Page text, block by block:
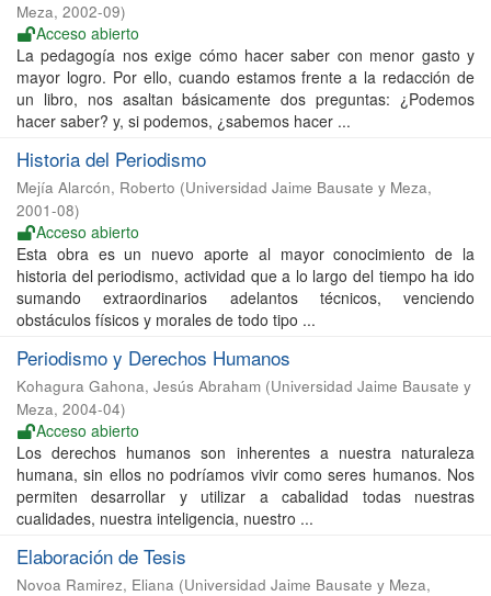
Meza, 2002-09)
Acceso abierto
La pedagogía nos exige cómo hacer saber con menor gasto y
mayor logro. Por ello, cuando estamos frente a la redacción de
un libro, nos asaltan básicamente dos preguntas: ¿Podemos
hacer saber? y, si podemos, ¿sabemos hacer ...
Historia del Periodismo
Mejía Alarcón, Roberto (Universidad Jaime Bausate y Meza,
2001-08)
Acceso abierto
Esta obra es un nuevo aporte al mayor conocimiento de la
historia del periodismo, actividad que a lo largo del tiempo ha ido
sumando extraordinarios adelantos técnicos, venciendo
obstáculos físicos y morales de todo tipo ...
Periodismo y Derechos Humanos
Kohagura Gahona, Jesús Abraham (Universidad Jaime Bausate y
Meza, 2004-04)
Acceso abierto
Los derechos humanos son inherentes a nuestra naturaleza
humana, sin ellos no podríamos vivir como seres humanos. Nos
permiten desarrollar y utilizar a cabalidad todas nuestras
cualidades, nuestra inteligencia, nuestro ...
Elaboración de Tesis
Novoa Ramirez, Eliana (Universidad Jaime Bausate y Meza,